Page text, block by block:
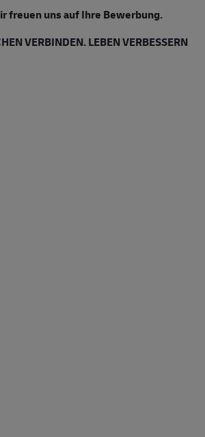
freuen uns auf Ihre Bewerbung.
VERBINDEN. LEBEN VERBESSERN